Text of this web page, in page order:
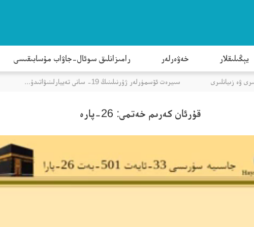
يېڭىلىقلار خەۋەرلەر رامىزانلىق سوئال-جاۋاب مۇسابىقىسى
زىيانلىرى سىيرەت ئۆسمۈرلەر ژۇرنىلىنىڭ 19- سانى تەييارلىنىۋاتىدۇ...
قۇرئان كەرىم خەتمى: 26-پارە